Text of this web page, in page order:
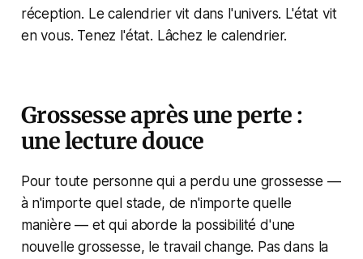
réception. Le calendrier vit dans l'univers. L'état vit
en vous. Tenez l'état. Lâchez le calendrier.
Grossesse après une perte :
une lecture douce
Pour toute personne qui a perdu une grossesse —
à n'importe quel stade, de n'importe quelle
manière — et qui aborde la possibilité d'une
nouvelle grossesse, le travail change. Pas dans la